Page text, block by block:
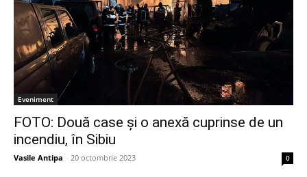
Eveniment
FOTO: Două case și o anexă cuprinse de un
incendiu, în Sibiu
Vasile Antipa - 20 octombrie 2023 0